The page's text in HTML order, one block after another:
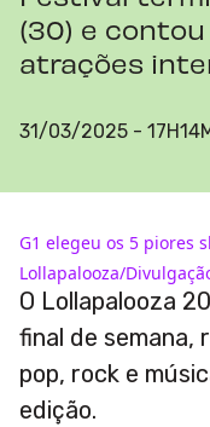
(30) e
atrações
31/03/2025 -
G1 elegeu os 5 piores
Lollapalooza/
O Lollapalooza
final de semana,
pop, rock e
edição.